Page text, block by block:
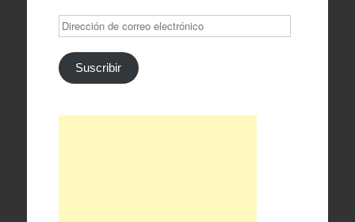
Dirección
de
correo
electrónico
Suscribir